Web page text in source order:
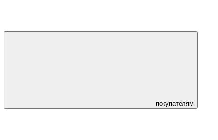
покупателям